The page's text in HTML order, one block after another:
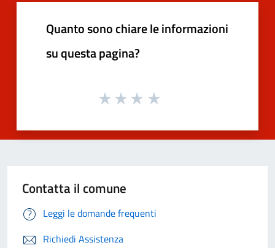
Quanto sono chiare le informazioni
su questa pagina?
Contatta il comune
Leggi le domande frequenti
Richiedi Assistenza